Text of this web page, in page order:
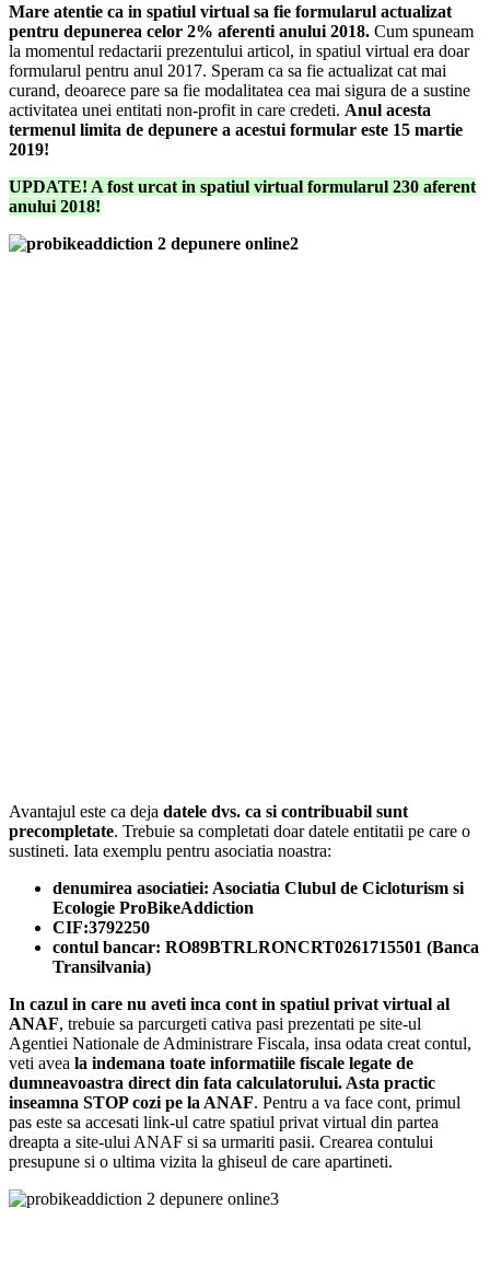
Mare atentie ca in spatiul virtual sa fie formularul actualizat
pentru depunerea celor 2% aferenti anului 2018. Cum spuneam
la momentul redactarii prezentului articol, in spatiul virtual era doar
formularul pentru anul 2017. Speram ca sa fie actualizat cat mai
curand, deoarece pare sa fie modalitatea cea mai sigura de a sustine
activitatea unei entitati non-profit in care credeti. Anul acesta
termenul limita de depunere a acestui formular este 15 martie
2019!
UPDATE! A fost urcat in spatiul virtual formularul 230 aferent
anului 2018!
Avantajul este ca deja datele dvs. ca si contribuabil sunt
precompletate. Trebuie sa completati doar datele entitatii pe care o
sustineti. Iata exemplu pentru asociatia noastra:
denumirea asociatiei: Asociatia Clubul de Cicloturism si
Ecologie ProBikeAddiction
CIF:3792250
contul bancar: RO89BTRLRONCRT0261715501 (Banca
Transilvania)
In cazul in care nu aveti inca cont in spatiul privat virtual al
ANAF, trebuie sa parcurgeti cativa pasi prezentati pe site-ul
Agentiei Nationale de Administrare Fiscala, insa odata creat contul,
veti avea la indemana toate informatiile fiscale legate de
dumneavoastra direct din fata calculatorului. Asta practic
inseamna STOP cozi pe la ANAF. Pentru a va face cont, primul
pas este sa accesati link-ul catre spatiul privat virtual din partea
dreapta a site-ului ANAF si sa urmariti pasii. Crearea contului
presupune si o ultima vizita la ghiseul de care apartineti.